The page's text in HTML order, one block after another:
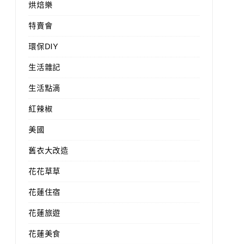
烘焙樂
特賣會
環保DIY
生活雜記
生活點滴
紅辣椒
美國
舊衣大改造
花花草草
花蓮住宿
花蓮旅遊
花蓮美食